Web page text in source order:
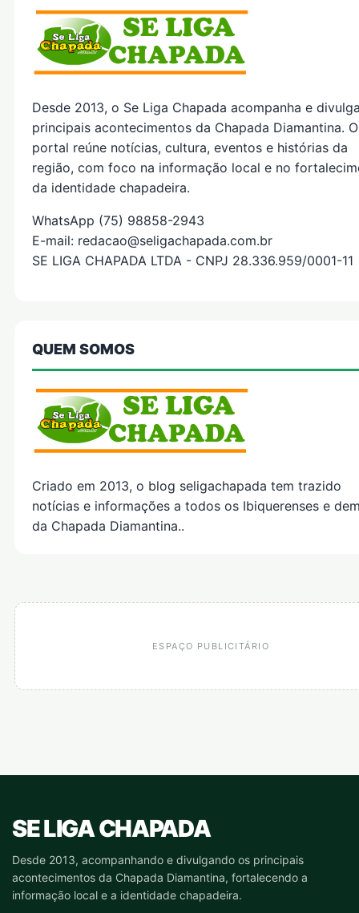
Desde 2013, o Se Liga Chapada acompanha e
principais acontecimentos da Chapada Diamantina. O
portal reúne notícias, cultura, eventos e histórias da
região, com foco na informação local e no
da identidade chapadeira.
WhatsApp (75) 98858-2943
E-mail: redacao@seligachapada.com.br
SE LIGA CHAPADA LTDA - CNPJ 28.336.959/0001-11
QUEM SOMOS
Criado em 2013, o blog seligachapada tem trazido
notícias e informações a todos os Ibiquerenses e
da Chapada Diamantina..
ESPAÇO PUBLICITÁRIO
SE LIGA CHAPADA
Desde 2013, acompanhando e divulgando os principais
acontecimentos da Chapada Diamantina, fortalecendo a
informação local e a identidade chapadeira.